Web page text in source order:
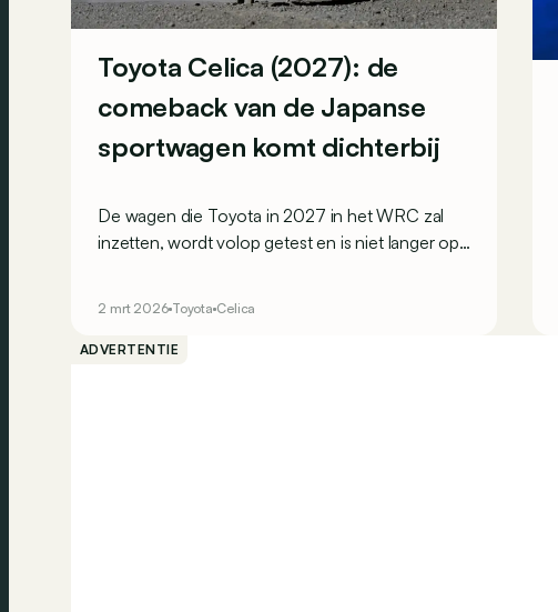
Toyota Celica (2027): de
comeback van de Japanse
sportwagen komt dichterbij
De wagen die Toyota in 2027 in het WRC zal
inzetten, wordt volop getest en is niet langer op
2 mrt 2026 Toyota Celica
ADVERTENTIE